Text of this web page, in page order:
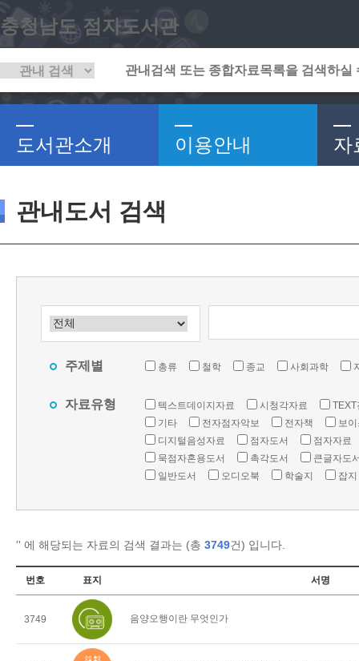
충청남도 점자도서관
도서관소개 이용안내 자
관내도서 검색
주제별 총류 철학 종교 사회과학
자료유형 텍스트데이지자료 시청각자료
TEXT
기타
전자점자악보 전자책
보
디지털음성자료
점자도서
점자자료
묵점자혼용도서
촉각도서
큰글자도
일반도서
오디오북 학술지 잡지
'' 에 해당되는 자료의 검색 결과는 (총 3749건) 입니다.
번호 표지 서명
3749 음양오행이란 무엇인가